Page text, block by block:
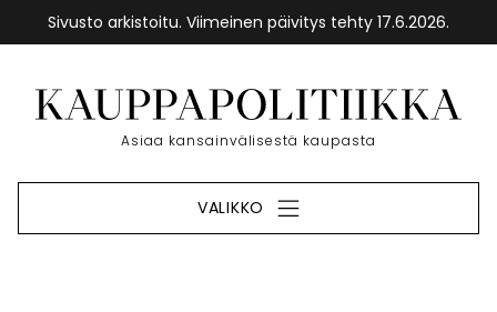
Sivusto arkistoitu. Viimeinen päivitys tehty 17.6.2026.
sisältöön
Etusivu
Asiaa kansainvälisestä kaupasta
VALIKKO